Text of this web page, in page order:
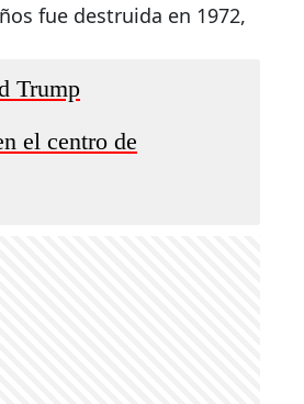
fue destruida en 1972,
Trump
el centro de